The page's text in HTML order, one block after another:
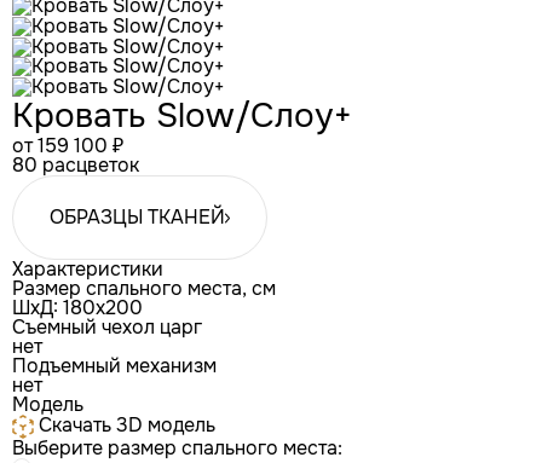
Кровать Slow/Слоу+
от 159 100 ₽
80 расцветок
ОБРАЗЦЫ ТКАНЕЙ
Характеристики
Размер спального места, см
ШxД: 180x200
Съемный чехол царг
нет
Подъемный механизм
нет
Модель
Скачать 3D модель
Выберите размер спального места: